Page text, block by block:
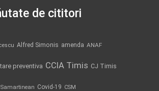
de cititori
Alfred Simonis amenda ANAF
preventiva CCIA Timis CJ Timis
Samartinean Covid-19 CSM